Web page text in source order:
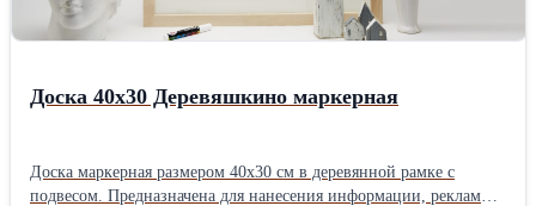
Доска 40х30 Деревяшкино маркерная
Доска маркерная размером 40х30 см в деревянной рамке с
подвесом. Предназначена для нанесения информации, рекламы,